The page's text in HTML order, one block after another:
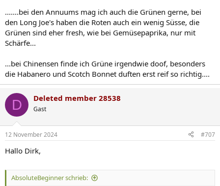
.......bei den Annuums mag ich auch die Grünen gerne, bei
den Long Joe's haben die Roten auch ein wenig Süsse, die
Grünen sind eher fresh, wie bei Gemüsepaprika, nur mit
Schärfe...
...bei Chinensen finde ich Grüne irgendwie doof, besonders
die Habanero und Scotch Bonnet duften erst reif so richtig....
D Deleted member 28538
Gast
12 November 2024 #707
Hallo Dirk,
AbsoluteBeginner schrieb: